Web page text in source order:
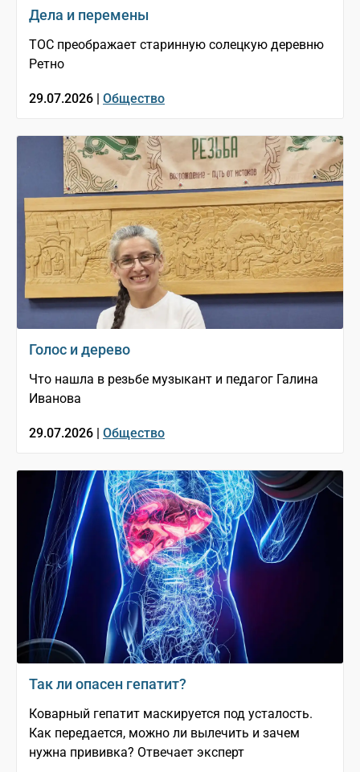
Дела и перемены
ТОС преображает старинную солецкую деревню
Ретно
29.07.2026 | Общество
Голос и дерево
Что нашла в резьбе музыкант и педагог Галина
Иванова
29.07.2026 | Общество
Так ли опасен гепатит?
Коварный гепатит маскируется под усталость.
Как передается, можно ли вылечить и зачем
нужна прививка? Отвечает эксперт